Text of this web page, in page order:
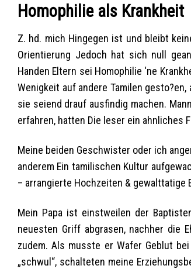
Homophilie als Krankheit
Z. hd. mich Hingegen ist und bleibt
Orientierung Jedoch hat sich null
Handen Eltern sei Homophilie ‘ne
Wenigkeit auf andere Tamilen
sie seiend drauf ausfindig machen.
erfahren, hatten Die leser ein ahnliches
Meine beiden Geschwister oder ich
anderem Ein tamilischen Kultur
– arrangierte Hochzeiten & gewalttatige
Mein Papa ist einstweilen der
neuesten Griff abgrasen, nachher die
zudem. Als musste er Wafer Geblut
„schwul“, schalteten meine